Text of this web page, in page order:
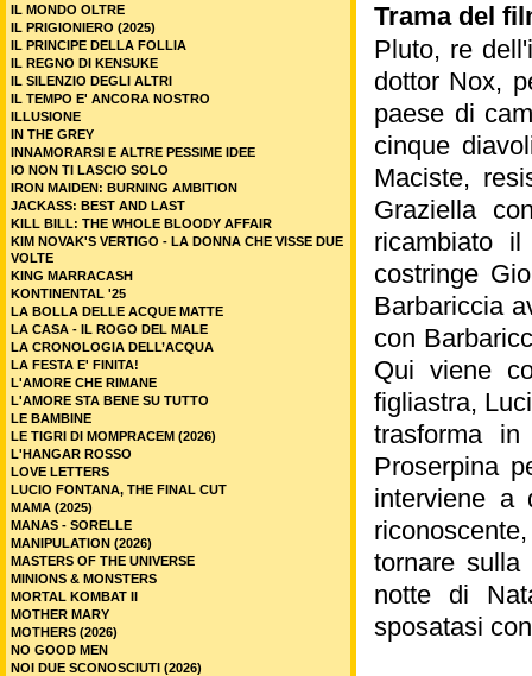
Trama del
Pluto, re
dottor Nox,
paese di
cinque
Maciste,
Graziella
ricambiato
costringe
Barbariccia
con
Qui viene
figliastra,
trasforma
Proserpina
interviene a
tornare
notte di
sposatasi
IL MONDO OLTRE
IL PRIGIONIERO (2025)
IL PRINCIPE DELLA FOLLIA
IL REGNO DI KENSUKE
IL SILENZIO DEGLI ALTRI
IL TEMPO E' ANCORA NOSTRO
ILLUSIONE
IN THE GREY
INNAMORARSI E ALTRE PESSIME IDEE
IO NON TI LASCIO SOLO
IRON MAIDEN: BURNING AMBITION
JACKASS: BEST AND LAST
KILL BILL: THE WHOLE BLOODY AFFAIR
KIM NOVAK'S VERTIGO - LA DONNA CHE VISSE DUE
VOLTE
KING MARRACASH
KONTINENTAL '25
LA BOLLA DELLE ACQUE MATTE
LA CASA - IL ROGO DEL MALE
LA CRONOLOGIA DELL’ACQUA
LA FESTA E' FINITA!
L'AMORE CHE RIMANE
L'AMORE STA BENE SU TUTTO
LE BAMBINE
LE TIGRI DI MOMPRACEM (2026)
L'HANGAR ROSSO
LOVE LETTERS
LUCIO FONTANA, THE FINAL CUT
MAMA (2025)
MANAS - SORELLE
MANIPULATION (2026)
MASTERS OF THE UNIVERSE
MINIONS & MONSTERS
MORTAL KOMBAT II
MOTHER MARY
MOTHERS (2026)
NO GOOD MEN
NOI DUE SCONOSCIUTI (2026)